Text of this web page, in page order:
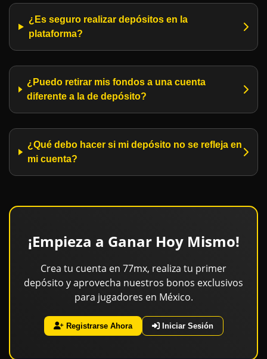
¿Es seguro realizar depósitos en la
plataforma?
¿Puedo retirar mis fondos a una cuenta
diferente a la de depósito?
¿Qué debo hacer si mi depósito no se refleja en
mi cuenta?
¡Empieza a Ganar Hoy Mismo!
Crea tu cuenta en 77mx, realiza tu primer
depósito y aprovecha nuestros bonos exclusivos
para jugadores en México.
Registrarse Ahora Iniciar Sesión